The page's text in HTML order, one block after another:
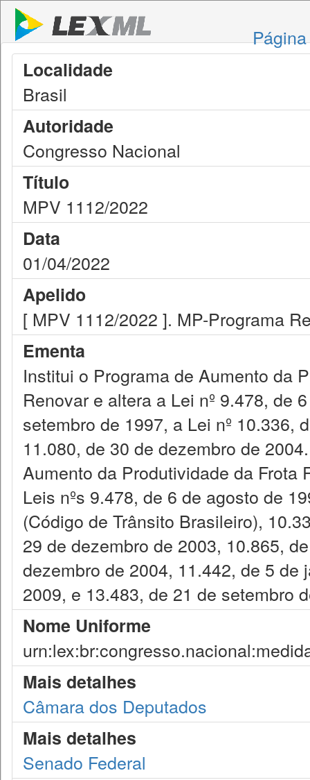
Localidade
Brasil
Autoridade
Congresso Nacional
Título
MPV 1112/2022
Data
01/04/2022
Apelido
[ MPV 1112/2022 ]. MP-Programa
Ementa
Institui o Programa de Aumento da
Renovar e altera a Lei nº 9.478, de
setembro de 1997, a Lei nº 10.336,
11.080, de 30 de dezembro de
Aumento da Produtividade da Frota
Leis nºs 9.478, de 6 de agosto de
(Código de Trânsito Brasileiro),
29 de dezembro de 2003, 10.865,
dezembro de 2004, 11.442, de 5
2009, e 13.483, de 21 de setembro
Nome Uniforme
Mais detalhes
Câmara dos Deputados
Mais detalhes
Senado Federal